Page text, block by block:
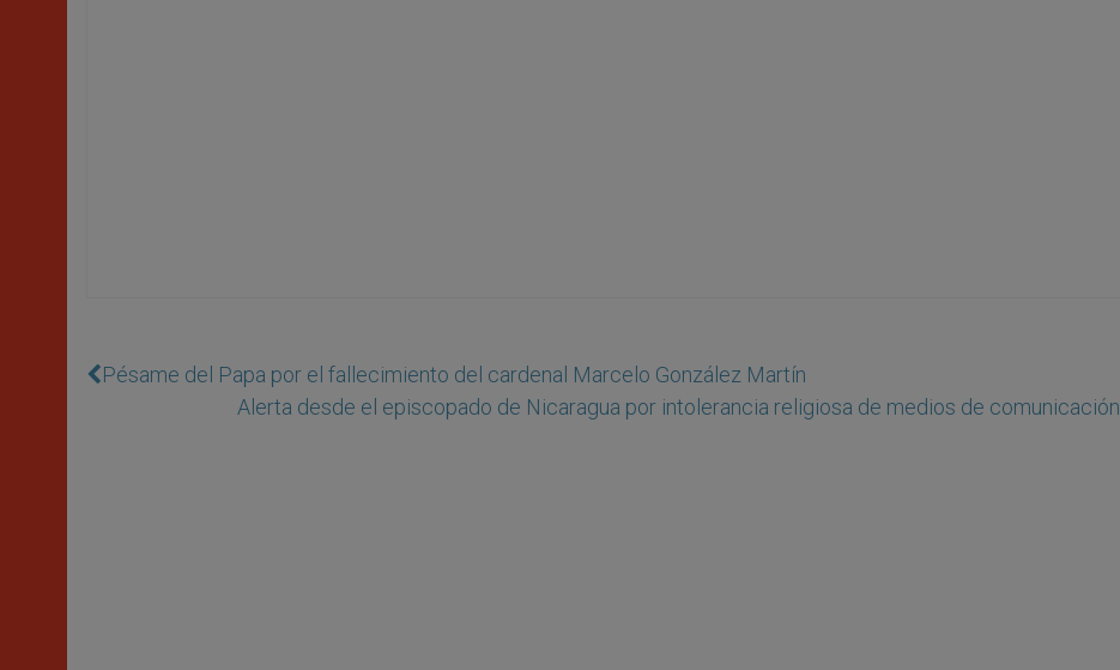
Pésame del Papa por el fallecimiento del cardenal Marcelo González Martín
Alerta desde el episcopado de Nicaragua por intolerancia religiosa de medios de comunicación